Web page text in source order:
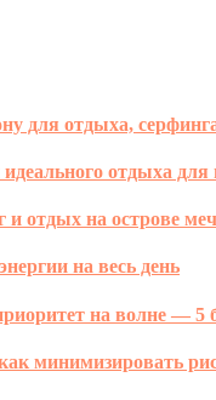
для отдыха,
отдыха для
и отдых на острове
на весь день
на волне — 5
минимизировать